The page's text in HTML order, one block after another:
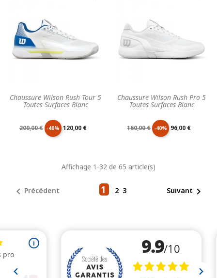
Chaussure Wilson Rush Tour 5
Toutes Surfaces Blanc
Prix
200,00 € -40% Prix
120,00 €
Chaussure Wilson Rush Pro 5
Toutes Surfaces Blanc
Prix
160,00 € -40% Prix
96,00 €
Affichage 1-32 de 65 article(s)
 Précédent 1 2 3 Suivant 